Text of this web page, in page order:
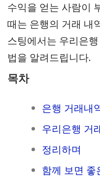
수익을 얻는 사람이
때는 은행의 거래 내
스팅에서는 우리은
법을 알려드립니다.
목차
은행 거래내
우리은행 거
정리하며
함께 보면 좋